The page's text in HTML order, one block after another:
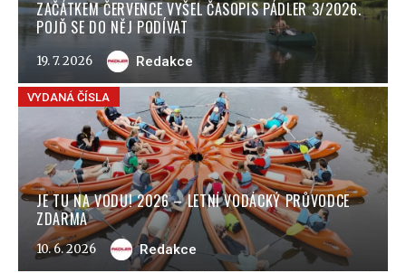
ZAČÁTKEM ČERVENCE VYŠEL ČASOPIS PÁDLER 3/2026.
POJĎ SE DO NĚJ PODÍVAT
19. 7. 2026 Redakce
VYDANÁ ČÍSLA
JE TU NA VODU! 2026 – LETNÍ VODÁCKÝ PRŮVODCE
ZDARMA
10. 6. 2026 Redakce